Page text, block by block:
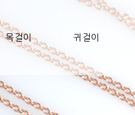
목걸이 귀걸이